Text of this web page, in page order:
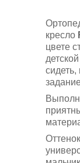
кресло
цвете